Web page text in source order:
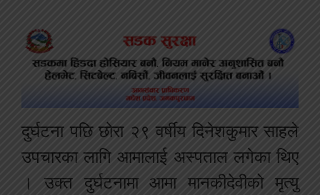
दुर्घटना पछि छोरा २९ वर्षीय दिनेशकुमार साहले
उपचारका लागि आमालाई अस्पताल लगेका थिए
। उक्त दुर्घटनामा आमा मानकीदेवीको मृत्यु